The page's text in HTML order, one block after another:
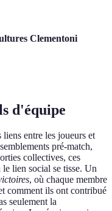
Clementoni
d'équipe
entre les joueurs et
pré-match,
collectives, ces
lien social se tisse. Un
, où chaque membre
comment ils ont contribué
seulement la